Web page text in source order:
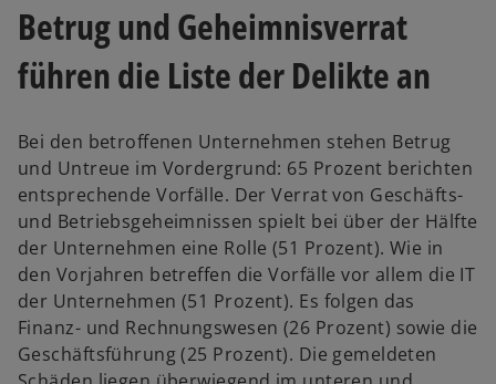
Betrug und Geheimnisverrat
führen die Liste der Delikte an
Bei den betroffenen Unternehmen stehen Betrug
und Untreue im Vordergrund: 65 Prozent berichten
entsprechende Vorfälle. Der Verrat von Geschäfts-
und Betriebsgeheimnissen spielt bei über der Hälfte
der Unternehmen eine Rolle (51 Prozent). Wie in
den Vorjahren betreffen die Vorfälle vor allem die IT
der Unternehmen (51 Prozent). Es folgen das
Finanz- und Rechnungswesen (26 Prozent) sowie die
Geschäftsführung (25 Prozent). Die gemeldeten